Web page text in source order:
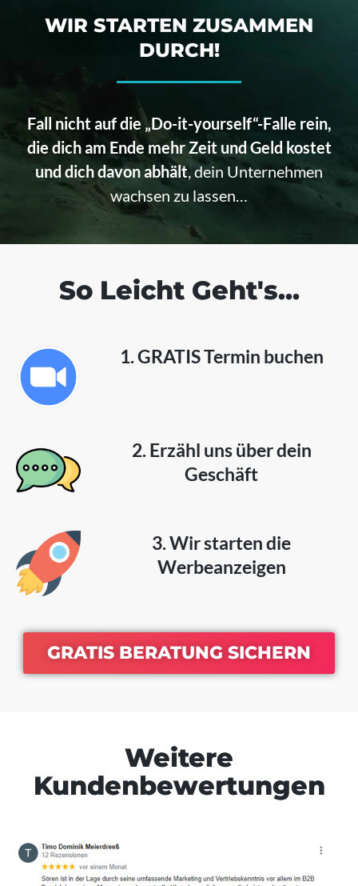
WIR STARTEN ZUSAMMEN
DURCH!
Fall nicht auf die „Do-it-yourself“-Falle rein,
die dich am Ende mehr Zeit und Geld kostet
und dich davon abhält, dein Unternehmen
wachsen zu lassen…
So Leicht Geht's...
1. GRATIS Termin buchen
2. Erzähl uns über dein
Geschäft
3. Wir starten die
Werbeanzeigen
GRATIS BERATUNG SICHERN
Weitere
Kundenbewertungen